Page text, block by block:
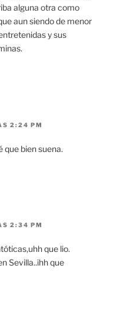
alguna otra como
aun siendo de menor
y sus
2:24 PM
que bien suena.
2:34 PM
que lio.
Sevilla..ihh que